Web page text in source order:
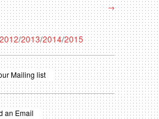
→
2012/2013/2014/2015
Mailing list
an Email